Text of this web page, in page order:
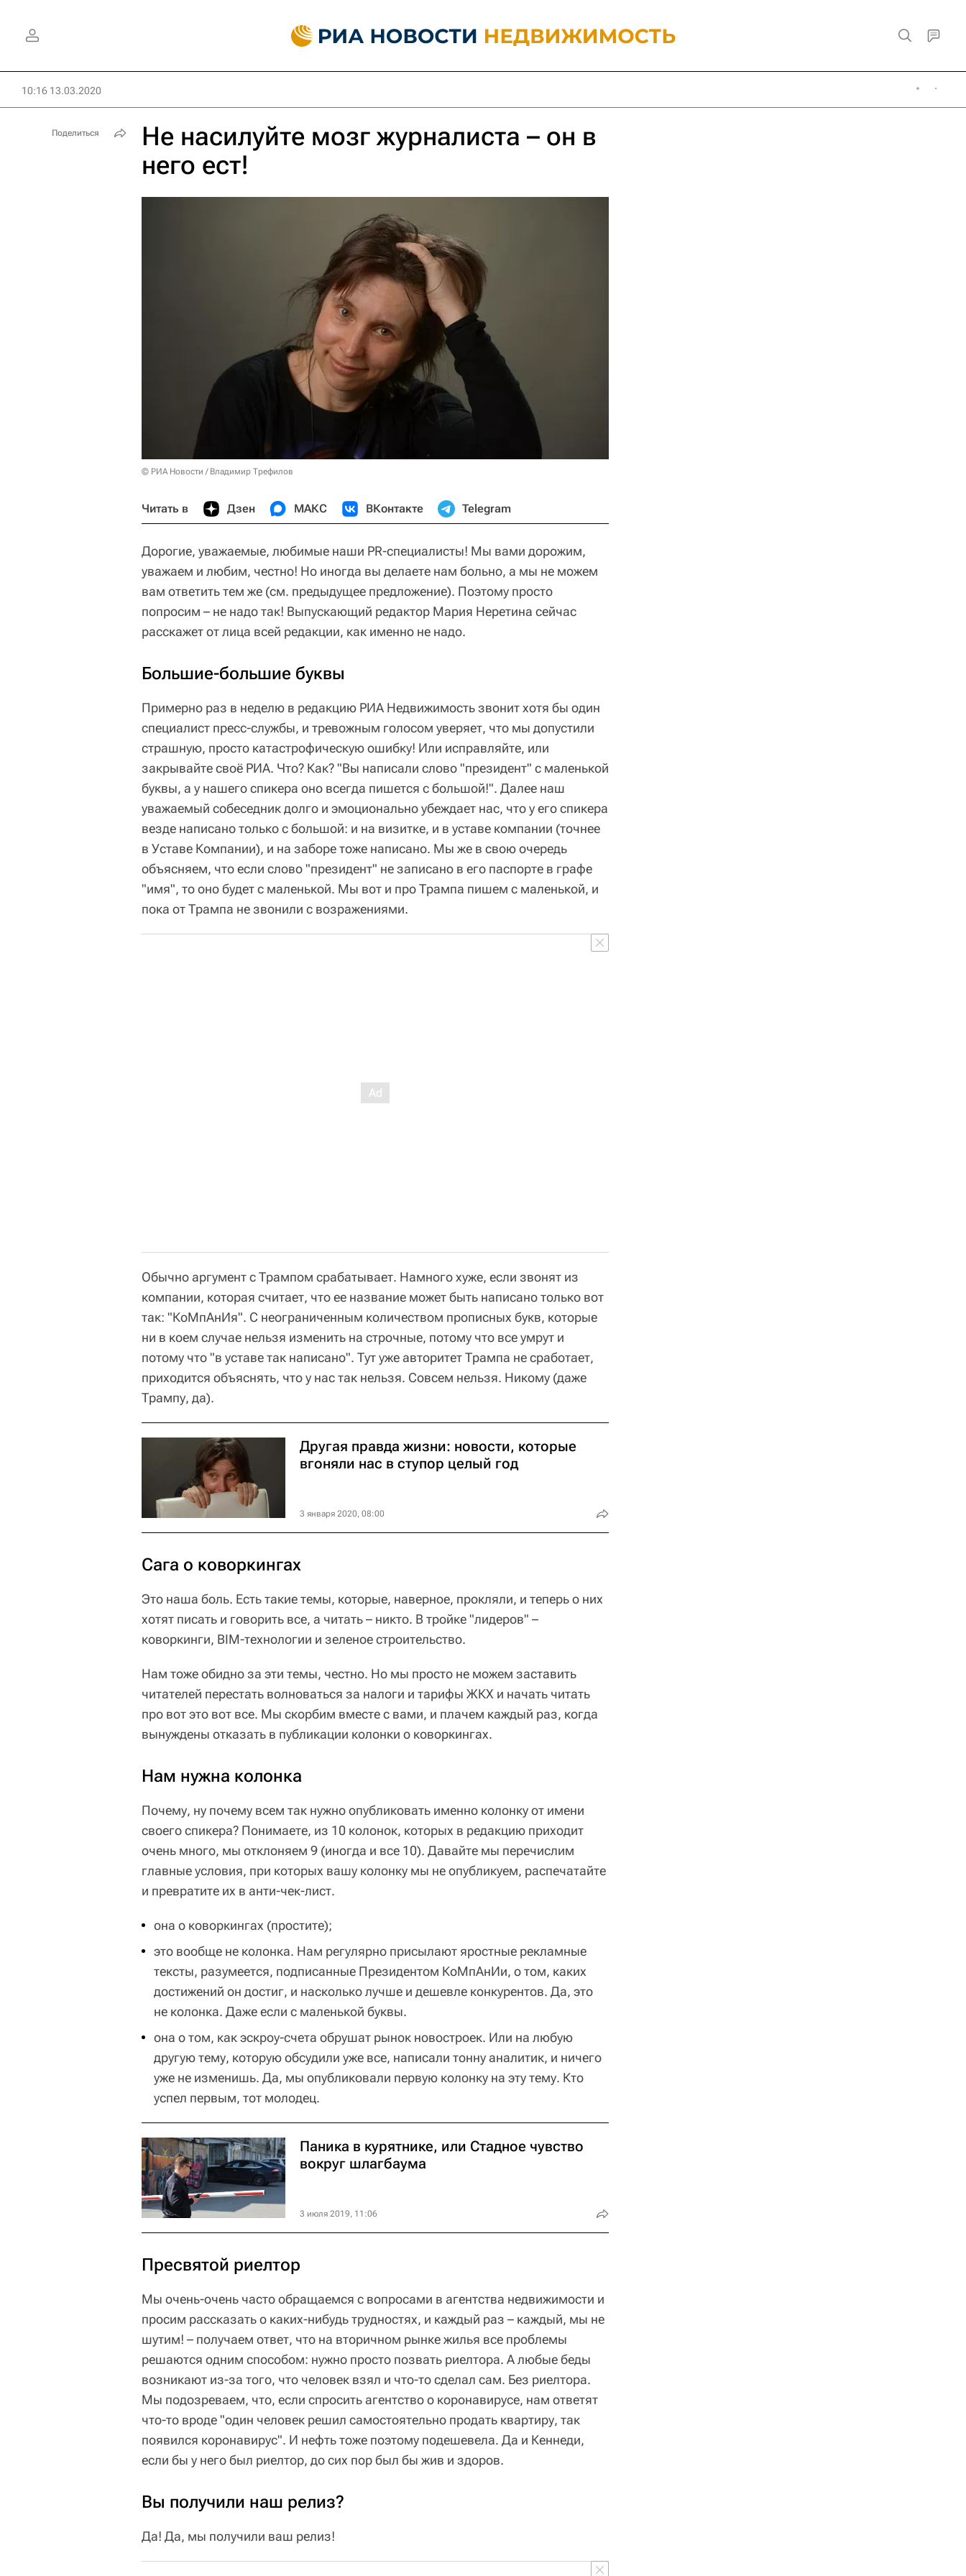
10:16 13.03.2020
Не насилуйте мозг журналиста – он в
него ест!
© РИА Новости / Владимир Трефилов
Читать в Дзен МАКС ВКонтакте Telegram
Дорогие, уважаемые, любимые наши PR-специалисты! Мы вами дорожим,
уважаем и любим, честно! Но иногда вы делаете нам больно, а мы не можем
вам ответить тем же (см. предыдущее предложение). Поэтому просто
попросим – не надо так! Выпускающий редактор Мария Неретина сейчас
расскажет от лица всей редакции, как именно не надо.
Большие-большие буквы
Примерно раз в неделю в редакцию РИА Недвижимость звонит хотя бы один
специалист пресс-службы, и тревожным голосом уверяет, что мы допустили
страшную, просто катастрофическую ошибку! Или исправляйте, или
закрывайте своё РИА. Что? Как? "Вы написали слово "президент" с маленькой
буквы, а у нашего спикера оно всегда пишется с большой!". Далее наш
уважаемый собеседник долго и эмоционально убеждает нас, что у его спикера
везде написано только с большой: и на визитке, и в уставе компании (точнее
в Уставе Компании), и на заборе тоже написано. Мы же в свою очередь
объясняем, что если слово "президент" не записано в его паспорте в графе
"имя", то оно будет с маленькой. Мы вот и про Трампа пишем с маленькой, и
пока от Трампа не звонили с возражениями.
Обычно аргумент с Трампом срабатывает. Намного хуже, если звонят из
компании, которая считает, что ее название может быть написано только вот
так: "КоМпАнИя". С неограниченным количеством прописных букв, которые
ни в коем случае нельзя изменить на строчные, потому что все умрут и
потому что "в уставе так написано". Тут уже авторитет Трампа не сработает,
приходится объяснять, что у нас так нельзя. Совсем нельзя. Никому (даже
Трампу, да).
Другая правда жизни: новости, которые
вгоняли нас в ступор целый год
3 января 2020, 08:00
Сага о коворкингах
Это наша боль. Есть такие темы, которые, наверное, прокляли, и теперь о них
хотят писать и говорить все, а читать – никто. В тройке "лидеров" –
коворкинги, BIM-технологии и зеленое строительство.
Нам тоже обидно за эти темы, честно. Но мы просто не можем заставить
читателей перестать волноваться за налоги и тарифы ЖКХ и начать читать
про вот это вот все. Мы скорбим вместе с вами, и плачем каждый раз, когда
вынуждены отказать в публикации колонки о коворкингах.
Нам нужна колонка
Почему, ну почему всем так нужно опубликовать именно колонку от имени
своего спикера? Понимаете, из 10 колонок, которых в редакцию приходит
очень много, мы отклоняем 9 (иногда и все 10). Давайте мы перечислим
главные условия, при которых вашу колонку мы не опубликуем, распечатайте
и превратите их в анти-чек-лист.
она о коворкингах (простите);
это вообще не колонка. Нам регулярно присылают яростные рекламные
тексты, разумеется, подписанные Президентом КоМпАнИи, о том, каких
достижений он достиг, и насколько лучше и дешевле конкурентов. Да, это
не колонка. Даже если с маленькой буквы.
она о том, как эскроу-счета обрушат рынок новостроек. Или на любую
другую тему, которую обсудили уже все, написали тонну аналитик, и ничего
уже не изменишь. Да, мы опубликовали первую колонку на эту тему. Кто
успел первым, тот молодец.
Паника в курятнике, или Стадное чувство
вокруг шлагбаума
3 июля 2019, 11:06
Пресвятой риелтор
Мы очень-очень часто обращаемся с вопросами в агентства недвижимости и
просим рассказать о каких-нибудь трудностях, и каждый раз – каждый, мы не
шутим! – получаем ответ, что на вторичном рынке жилья все проблемы
решаются одним способом: нужно просто позвать риелтора. А любые беды
возникают из-за того, что человек взял и что-то сделал сам. Без риелтора.
Мы подозреваем, что, если спросить агентство о коронавирусе, нам ответят
что-то вроде "один человек решил самостоятельно продать квартиру, так
появился коронавирус". И нефть тоже поэтому подешевела. Да и Кеннеди,
если бы у него был риелтор, до сих пор был бы жив и здоров.
Вы получили наш релиз?
Да! Да, мы получили ваш релиз!
Поделиться